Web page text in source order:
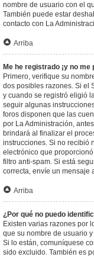
nombre de usuario con el
También puede estar
contacto con La
Arriba
Me he registrado ¡y no
Primero, verifique su
dos posibles razones. Si el
y cuando se registró eligió
seguir algunas
foros disponen que las
por La Administración,
brindará al finalizar el
instrucciones. Si no recibió
electrónico que
filtro anti-spam. Si está
correcta, envíe un mensaje
Arriba
¿Por qué no puedo
Existen varias razones por
que su nombre de usuario
Si lo están, comuníquese
sido excluido. También es